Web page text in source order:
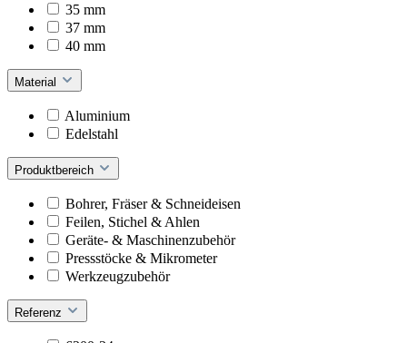
35 mm
37 mm
40 mm
Material
Aluminium
Edelstahl
Produktbereich
Bohrer, Fräser & Schneideisen
Feilen, Stichel & Ahlen
Geräte- & Maschinenzubehör
Pressstöcke & Mikrometer
Werkzeugzubehör
Referenz